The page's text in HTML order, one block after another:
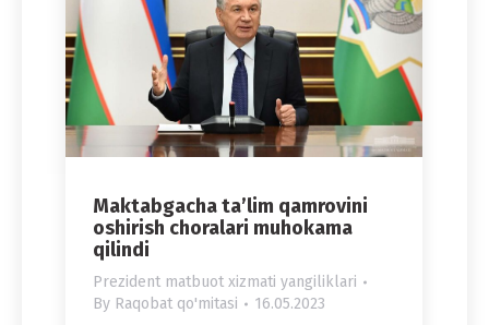
Maktabgacha ta’lim qamrovini
oshirish choralari muhokama
qilindi
Prezident matbuot xizmati yangiliklari
By Raqobat qo'mitasi 16.05.2023